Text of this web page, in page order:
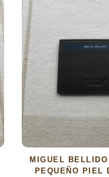
MIGUEL
PEQUEÑO PIEL